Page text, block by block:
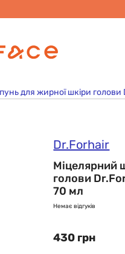
для жирної шкіри
Dr.Forhair
Міцелярний
голови
70 мл
Немає відгуків
430 грн